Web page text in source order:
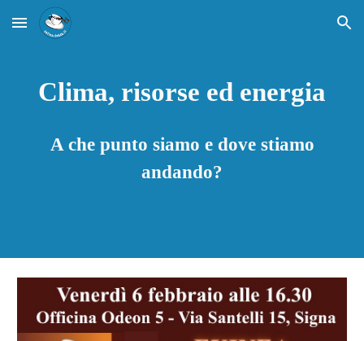
Skip to main content Skip to navigation
Clima, risorse ed energia
A che punto siamo e dove stiamo
andando?